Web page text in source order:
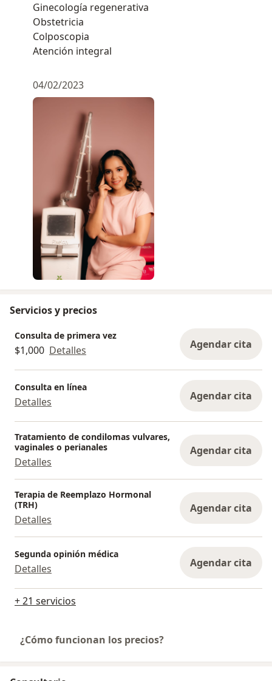
Ginecología regenerativa
Obstetricia
Colposcopia
Atención integral
04/02/2023
Servicios y precios
Consulta de primera vez
$1,000 Detalles Agendar cita
Consulta en línea
Detalles Agendar cita
Tratamiento de condilomas vulvares,
vaginales o perianales
Detalles
Agendar cita
Terapia de Reemplazo Hormonal
(TRH)
Detalles
Agendar cita
Segunda opinión médica
Detalles Agendar cita
+ 21 servicios
¿Cómo funcionan los precios?